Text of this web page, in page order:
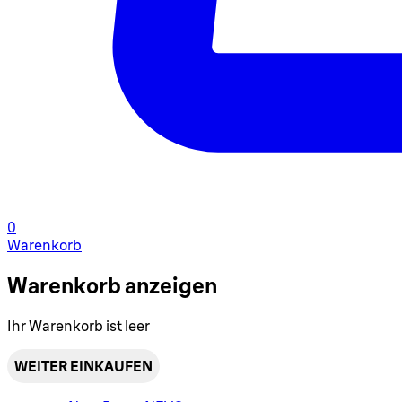
0
Warenkorb
Warenkorb anzeigen
Ihr Warenkorb ist leer
WEITER EINKAUFEN